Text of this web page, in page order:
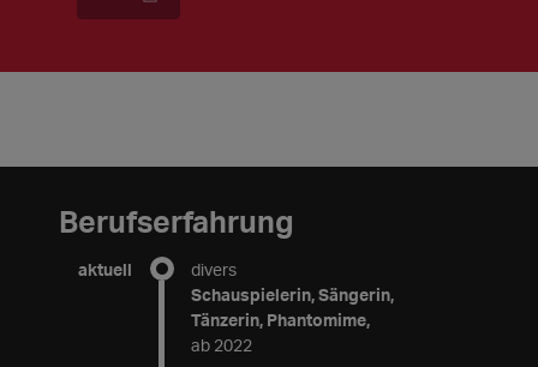
Berufserfahrung
aktuell
divers
Schauspielerin, Sängerin,
Tänzerin, Phantomime,
ab 2022